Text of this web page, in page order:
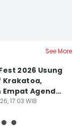
See More
2026 Usung
Krakatoa,
Empat Agenda
17:03 WIB